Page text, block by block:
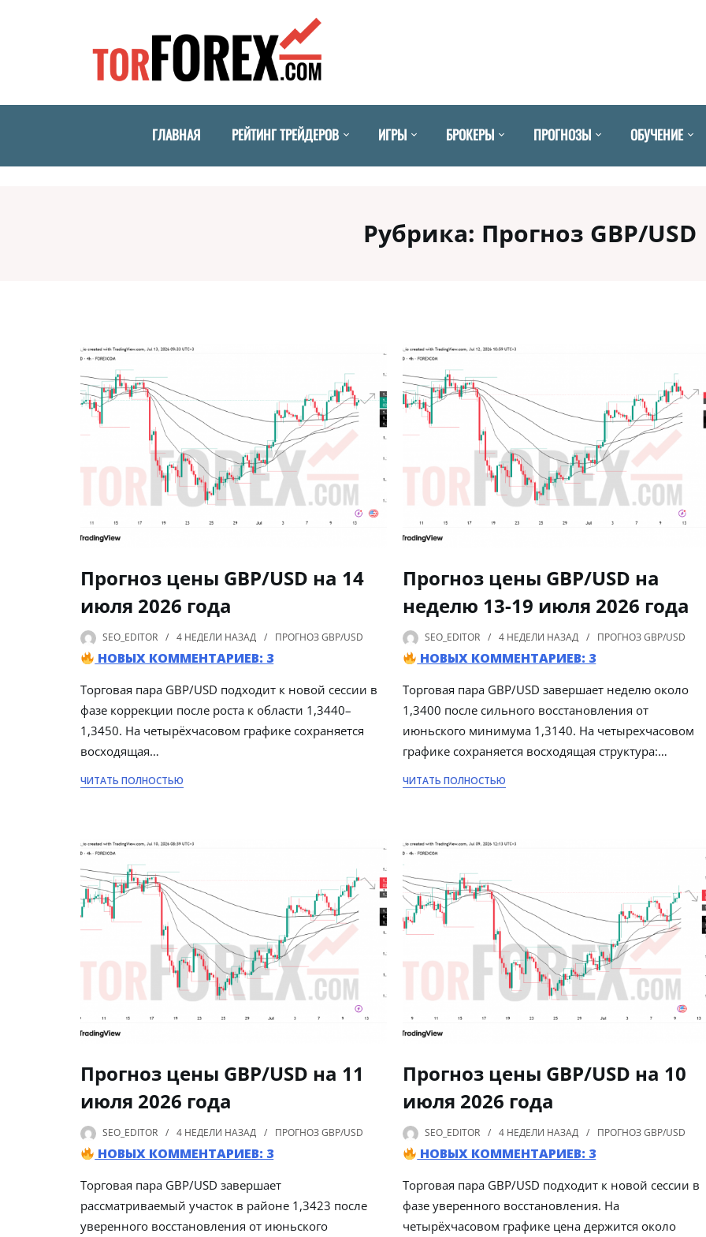
ГЛАВНАЯ РЕЙТИНГ ТРЕЙДЕРОВ ИГРЫ БРОКЕРЫ ПРОГНОЗЫ ОБУЧЕНИЕ
Рубрика: Прогноз GBP/USD
Прогноз цены GBP/USD на 14
июля 2026 года
SEO_EDITOR 4 НЕДЕЛИ НАЗАД ПРОГНОЗ GBP/USD
НОВЫХ КОММЕНТАРИЕВ: 3
Торговая пара GBP/USD подходит к новой сессии в
фазе коррекции после роста к области 1,3440–
1,3450. На четырёхчасовом графике сохраняется
восходящая…
ЧИТАТЬ ПОЛНОСТЬЮ
Прогноз цены GBP/USD на
неделю 13-19 июля 2026 года
SEO_EDITOR 4 НЕДЕЛИ НАЗАД ПРОГНОЗ GBP/USD
НОВЫХ КОММЕНТАРИЕВ: 3
Торговая пара GBP/USD завершает неделю около
1,3400 после сильного восстановления от
июньского минимума 1,3140. На четырехчасовом
графике сохраняется восходящая структура:…
ЧИТАТЬ ПОЛНОСТЬЮ
Прогноз цены GBP/USD на 11
июля 2026 года
SEO_EDITOR 4 НЕДЕЛИ НАЗАД ПРОГНОЗ GBP/USD
НОВЫХ КОММЕНТАРИЕВ: 3
Торговая пара GBP/USD завершает
рассматриваемый участок в районе 1,3423 после
уверенного восстановления от июньского
Прогноз цены GBP/USD на 10
июля 2026 года
SEO_EDITOR 4 НЕДЕЛИ НАЗАД ПРОГНОЗ GBP/USD
НОВЫХ КОММЕНТАРИЕВ: 3
Торговая пара GBP/USD подходит к новой сессии в
фазе уверенного восстановления. На
четырёхчасовом графике цена держится около